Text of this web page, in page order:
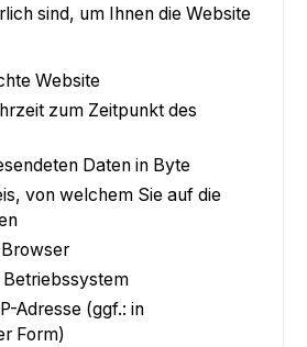
sind, um Ihnen die Website
Website
zum Zeitpunkt des
Daten in Byte
von welchem Sie auf die
Adresse (ggf.: in
Form)